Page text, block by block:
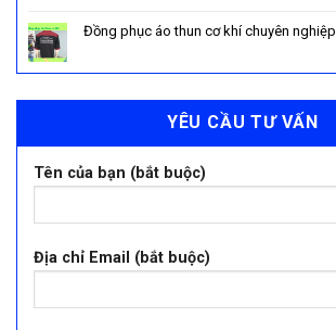
Đồng phục áo thun cơ khí chuyên nghiệp
YÊU CẦU TƯ VẤN
Tên của bạn (bắt buộc)
Địa chỉ Email (bắt buộc)